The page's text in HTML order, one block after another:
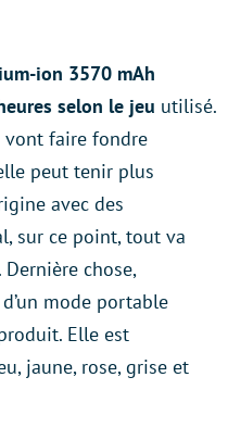
ion 3570 mAh
selon le jeu utilisé.
vont faire fondre
peut tenir plus
avec des
sur ce point, tout va
chose,
mode portable
Elle est
jaune, rose, grise et